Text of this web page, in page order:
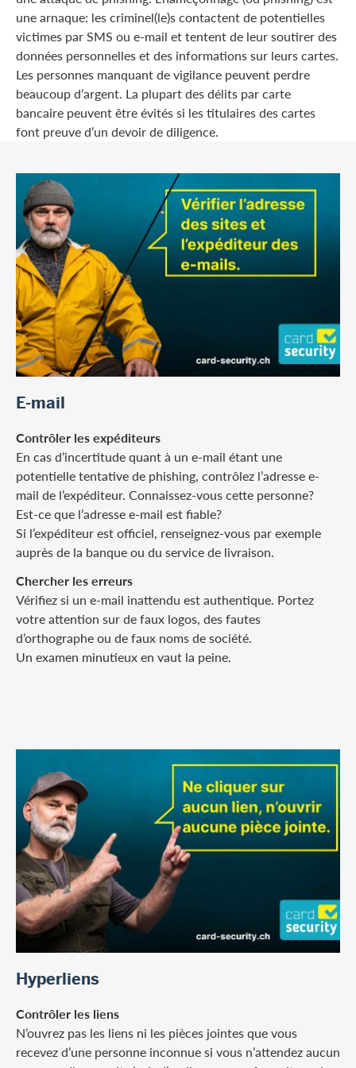
une arnaque: les criminel(le)s contactent de potentielles
victimes par SMS ou e-mail et tentent de leur soutirer des
données personnelles et des informations sur leurs cartes.
Les personnes manquant de vigilance peuvent perdre
beaucoup d’argent. La plupart des délits par carte
bancaire peuvent être évités si les titulaires des cartes
font preuve d’un devoir de diligence.
E-mail
Contrôler les expéditeurs
En cas d’incertitude quant à un e-mail étant une
potentielle tentative de phishing, contrôlez l’adresse e-
mail de l’expéditeur. Connaissez-vous cette personne?
Est-ce que l’adresse e-mail est fiable?
Si l’expéditeur est officiel, renseignez-vous par exemple
auprès de la banque ou du service de livraison.
Chercher les erreurs
Vérifiez si un e-mail inattendu est authentique. Portez
votre attention sur de faux logos, des fautes
d’orthographe ou de faux noms de société.
Un examen minutieux en vaut la peine.
Hyperliens
Contrôler les liens
N’ouvrez pas les liens ni les pièces jointes que vous
recevez d’une personne inconnue si vous n’attendez aucun